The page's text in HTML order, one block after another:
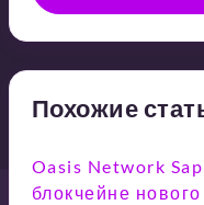
Похожие
Oasis Network
блокчейне